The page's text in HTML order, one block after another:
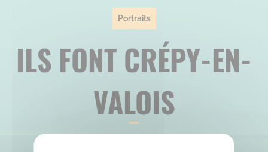
Portraits
ILS FONT CRÉPY-EN-
VALOIS